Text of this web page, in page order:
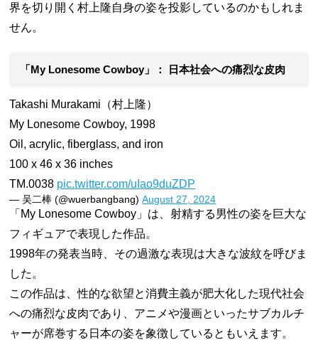
界を切り開く村上隆自身の姿を投影しているのかもしれま
せん。
「My Lonesome Cowboy」： 日本社会への痛烈な皮肉
Takashi Murakami（村上隆）
My Lonesome Cowboy, 1998
Oil, acrylic, fiberglass, and iron
100 x 46 x 36 inches
TM.0038 pic.twitter.com/uIao9duZDP
— 吴二棒 (@wuerbangbang)August 27, 2024
「My Lonesome Cowboy」は、射精する男性の姿を巨大な
フィギュアで表現した作品。
1998年の発表当時、その過激な表現は大きな波紋を呼びま
した。
この作品は、性的な欲望と消費主義が肥大化した現代社会
への痛烈な皮肉であり、アニメや漫画といったサブカルチ
ャーが席巻する日本の姿を象徴しているともいえます。